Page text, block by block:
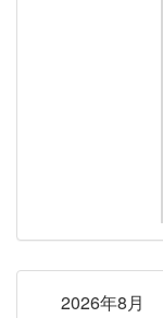
2026年8月